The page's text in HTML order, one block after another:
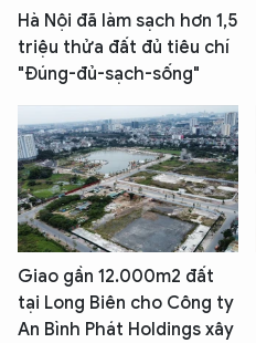
Hà Nội đã làm sạch hơn 1,5
triệu thửa đất đủ tiêu chí
"Đúng-đủ-sạch-sống"
Giao gần 12.000m2 đất
tại Long Biên cho Công ty
An Bình Phát Holdings xây